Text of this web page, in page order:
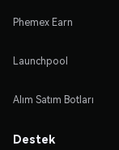
Phemex Earn
Launchpool
Alım Satım Botları
Destek